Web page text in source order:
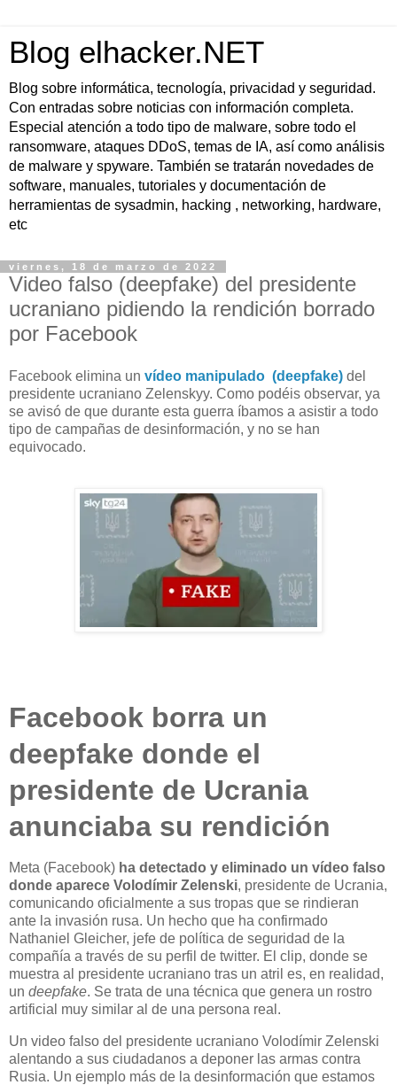
Blog elhacker.NET
Blog sobre informática, tecnología, privacidad y seguridad.
Con entradas sobre noticias con información completa.
Especial atención a todo tipo de malware, sobre todo el
ransomware, ataques DDoS, temas de IA, así como análisis
de malware y spyware. También se tratarán novedades de
software, manuales, tutoriales y documentación de
herramientas de sysadmin, hacking , networking, hardware,
etc
viernes, 18 de marzo de 2022
Video falso (deepfake) del presidente
ucraniano pidiendo la rendición borrado
por Facebook
Facebook elimina un vídeo manipulado (deepfake) del
presidente ucraniano Zelenskyy. Como podéis observar, ya
se avisó de que durante esta guerra íbamos a asistir a todo
tipo de campañas de desinformación, y no se han
equivocado.
Facebook borra un
deepfake donde el
presidente de Ucrania
anunciaba su rendición
Meta (Facebook) ha detectado y eliminado un vídeo falso
donde aparece Volodímir Zelenski, presidente de Ucrania,
comunicando oficialmente a sus tropas que se rindieran
ante la invasión rusa. Un hecho que ha confirmado
Nathaniel Gleicher, jefe de política de seguridad de la
compañía a través de su perfil de twitter. El clip, donde se
muestra al presidente ucraniano tras un atril es, en realidad,
un deepfake. Se trata de una técnica que genera un rostro
artificial muy similar al de una persona real.
Un video falso del presidente ucraniano Volodímir Zelenski
alentando a sus ciudadanos a deponer las armas contra
Rusia. Un ejemplo más de la desinformación que estamos